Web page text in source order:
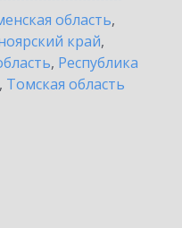
область,
край,
, Республика
, Томская область